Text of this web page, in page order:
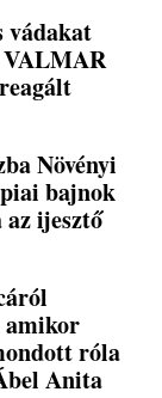
vádakat
VALMAR
Növényi
bajnok
ijesztő
amikor
róla
Anita